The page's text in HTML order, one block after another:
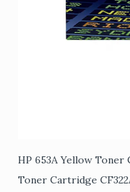
HP 653A Yellow
Toner Cartridge